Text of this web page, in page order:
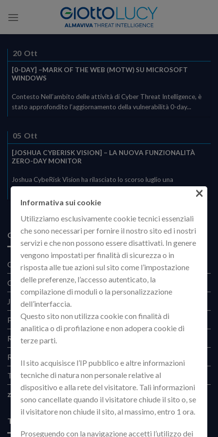
[0-DAY] –MARK OF THE WEB (MOTW) SU MICROSOFT
WINDOWS
Contesto Nell’ambito delle attività di Cyber Threat Intelligence, è
stato approfondito l’aggiornamento della vulnerabilità 0-day...
20 Ott
[JOSHUA CYBERISK VISION] – LA NUOVA FUNZIONALITÀ
ZERO-DAY MONITOR
Joshua CybeRisk Vision ha rilasciato lo scorso luglio una
funzionalità, denominata Zero-Day Monitor, che sta...
05 Ott
CATEGORIE
Corporate Intelligence(2)
CVE(11)
JCV(6)
Phishing(4)
Red Team(3)
Research
Telegram(2)
zero-day
TAG CLOUD
Informativa sui cookie
Utilizziamo esclusivamente cookie tecnici essenziali
che sono necessari per fornire il nostro sito ed i nostri
servizi e che non possono essere disattivati. In genere
vengono impostati per finalità di sicurezza o in
risposta alle tue azioni sul sito come l’impostazione
delle preferenze, l’accesso autenticato, la
compilazione di moduli o la personalizzazione
dell’interfaccia.
Questo sito non utilizza cookie con finalità di
analitica o di profilazione e non adopera cookie di
terze parti.
Il sito acquisisce l’IP pubblico e altre informazioni
tecniche di natura non personale relative al
dispositivo e alla rete del visitatore. Tali informazioni
sono cancellate quando il visitatore chiude il sito o, se
il visitatore non chiude il sito, al massimo, entro 1 ora.
Proseguendo con la navigazione accetti l’utilizzo dei
×